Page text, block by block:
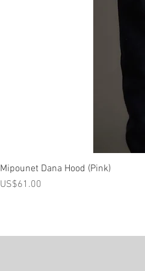
Mipounet Dana Hood (Pink)
가격
US$61.00